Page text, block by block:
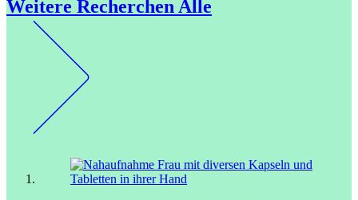
Weitere RecherchenAlle